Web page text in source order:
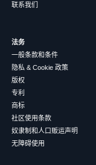
联系我们
法务
一般条款和条件
隐私 & Cookie 政策
版权
专利
商标
社区使用条款
奴隶制和人口贩运声明
无障碍使用